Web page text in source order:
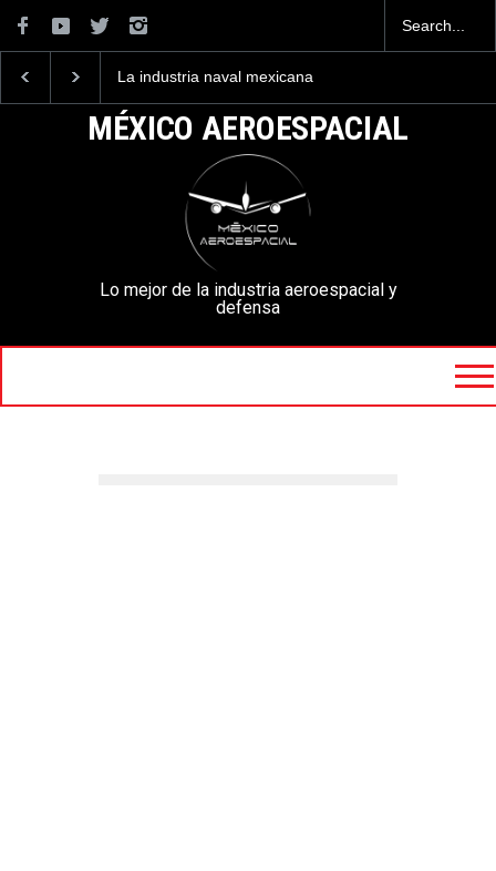
La industria naval mexicana
la Armada de México
mexicanos cuesta 2.9
millones de dólares
MÉXICO AEROESPACIAL
Lo mejor de la industria aeroespacial y
defensa